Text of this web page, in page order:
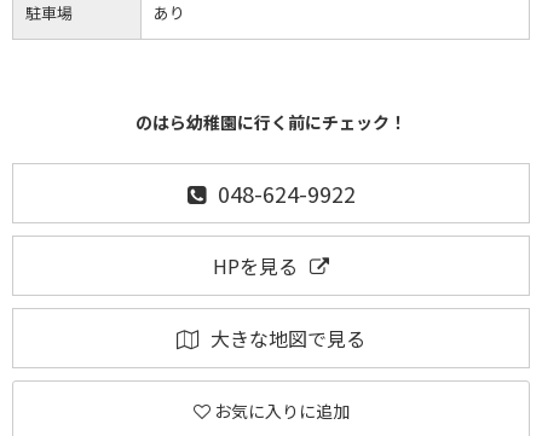
駐車場 あり
のはら幼稚園に行く前にチェック！
048-624-9922
HPを見る
大きな地図で見る
お気に入りに追加